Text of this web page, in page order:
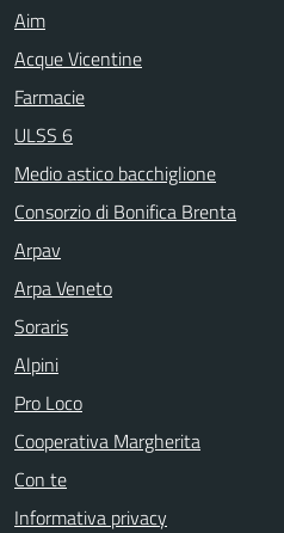
Aim
Acque Vicentine
Farmacie
ULSS 6
Medio astico bacchiglione
Consorzio di Bonifica Brenta
Arpav
Arpa Veneto
Soraris
Alpini
Pro Loco
Cooperativa Margherita
Con te
Informativa privacy